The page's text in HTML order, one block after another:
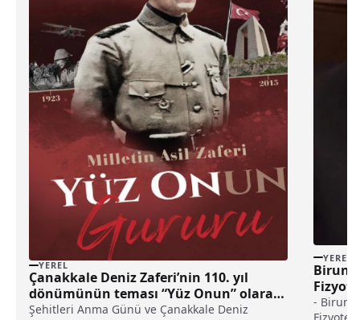
YEREL
Çanakkale Deniz Zaferi’nin 110. yıl
dönümünün teması “Yüz Onun” olarak
belirlendi haberi
Şehitleri Anma Günü ve Çanakkale Deniz
YEREL
Biruni
- Biruni